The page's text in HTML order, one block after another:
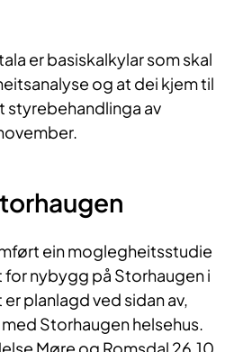
er basiskalkylar som skal
og at dei kjem til
styrebehandlinga av
ein moglegheitsstudie
nybygg på Storhaugen i
planlagd ved sidan av,
Storhaugen helsehus.